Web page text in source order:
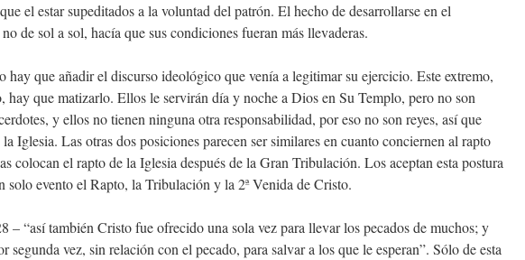
el estar supeditados a la voluntad del patrón. El hecho de desarrollarse en el
de sol a sol, hacía que sus condiciones fueran más llevaderas.
hay que añadir el discurso ideológico que venía a legitimar su ejercicio. Este extremo,
hay que matizarlo. Ellos le servirán día y noche a Dios en Su Templo, pero no son
y ellos no tienen ninguna otra responsabilidad, por eso no son reyes, así que
Iglesia. Las otras dos posiciones parecen ser similares en cuanto conciernen al rapto
colocan el rapto de la Iglesia después de la Gran Tribulación. Los aceptan esta postura
solo evento el Rapto, la Tribulación y la 2ª Venida de Cristo.
– “así también Cristo fue ofrecido una sola vez para llevar los pecados de muchos; y
segunda vez, sin relación con el pecado, para salvar a los que le esperan”. Sólo de esta